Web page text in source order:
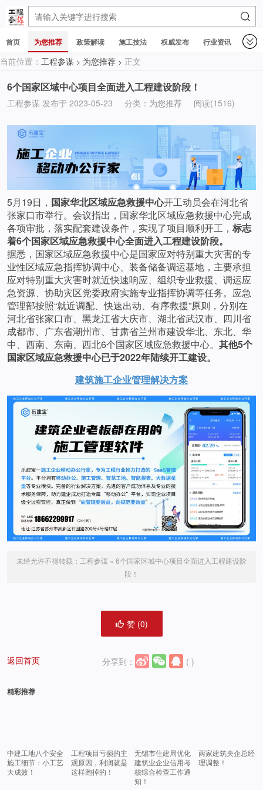
首页 为您推荐 政策解读 施工技法 权威发布 行业资讯
当前位置： 工程参谋 > 为您推荐 > 正文
6个国家区域中心项目全面进入工程建设阶段！
工程参谋 发布于 2023-05-23 分类： 为您推荐 阅读(1516)
5月19日， 国家华北区域应急救援中心开工动员会在河北省
张家口市举行。会议指出，国家华北区域应急救援中心完成
各项审批，落实配套建设条件，实现了项目顺利开工， 标志
着6个国家区域应急救援中心全面进入工程建设阶段。
据悉，国家区域应急救援中心是国家应对特别重大灾害的专
业性区域应急指挥协调中心、装备储备调运基地，主要承担
应对特别重大灾害时就近快速响应、组织专业救援、调运应
急资源、协助灾区党委政府实施专业指挥协调等任务。应急
管理部按照“就近调配、快速出动、有序救援”原则，分别在
河北省张家口市、黑龙江省大庆市、湖北省武汉市、四川省
成都市、广东省潮州市、甘肃省兰州市建设华北、东北、华
中、西南、东南、西北6个国家区域应急救援中心。 其他5个
国家区域应急救援中心已于2022年陆续开工建设。
建筑施工企业管理解决方案
未经允许不得转载： 工程参谋 » 6个国家区域中心项目全面进入工程建设阶
段！
赞 (0)
返回首页 分享到： ( )
精彩推荐
中建工地八个安全
施工细节：小工艺
大成效！
工程项目亏损的主
观原因，利润就是
这样跑掉的！
无锡市住建局优化
建筑业企业信用考
核综合检查工作通
知！
两家建筑央企总经
理调整！